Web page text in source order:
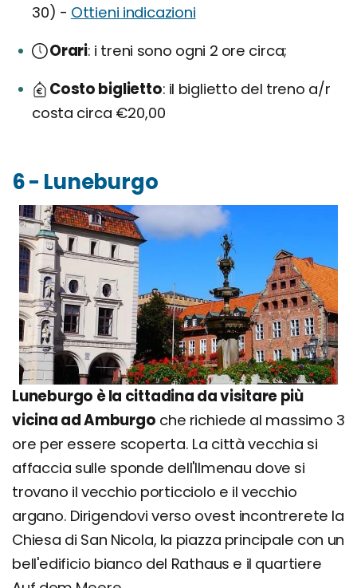
30) - Ottieni indicazioni
Orari i treni sono ogni 2 ore circa;
Costo biglietto il biglietto del treno a/r
costa circa €20,00
6 - Luneburgo
Luneburgo è la cittadina da visitare più
vicina ad Amburgo che richiede al massimo 3
ore per essere scoperta. La città vecchia si
affaccia sulle sponde dell'Ilmenau dove si
trovano il vecchio porticciolo e il vecchio
argano. Dirigendovi verso ovest incontrerete la
Chiesa di San Nicola, la piazza principale con un
bell'edificio bianco del Rathaus e il quartiere